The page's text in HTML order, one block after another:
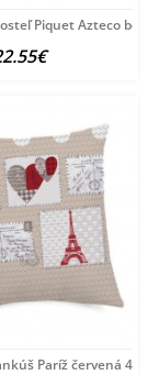
Piquet Azteco
Paríž červená